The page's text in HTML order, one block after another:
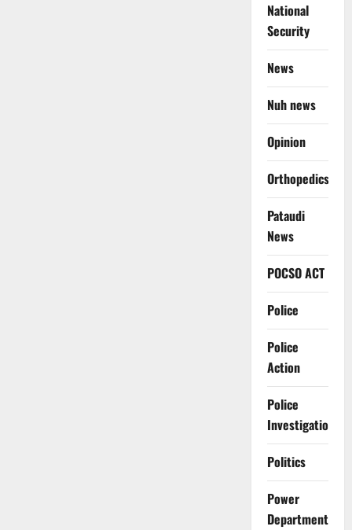
National
Security
News
Nuh news
Opinion
Orthopedics
Pataudi
News
POCSO ACT
Police
Police
Action
Police
Investigation
Politics
Power
Department